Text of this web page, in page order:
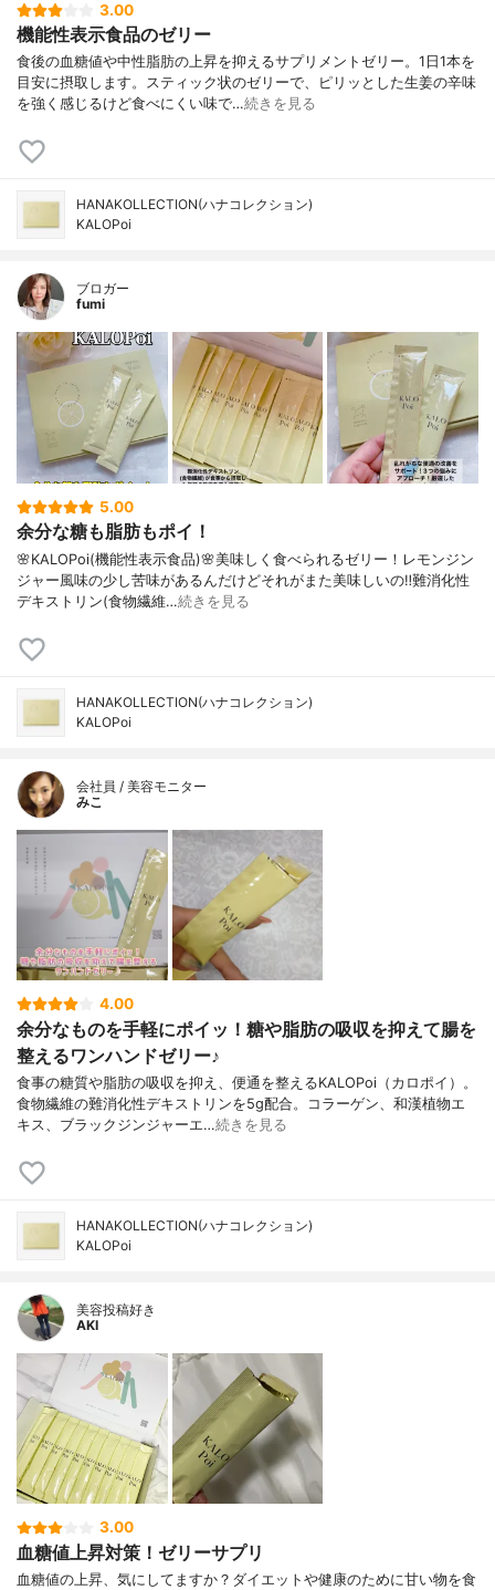
3.00
機能性表示食品のゼリー
食後の血糖値や中性脂肪の上昇を抑えるサプリメントゼリー。1日1本を
目安に摂取します。スティック状のゼリーで、ピリッとした生姜の辛味
を強く感じるけど食べにくい味で…続きを見る
HANAKOLLECTION(ハナコレクション)
KALOPoi
ブロガー
fumi
5.00
余分な糖も脂肪もポイ！
🌸KALOPoi(機能性表示食品)🌸美味しく食べられるゼリー！レモンジン
ジャー風味の少し苦味があるんだけどそれがまた美味しいの‼️難消化性
デキストリン(食物繊維…続きを見る
HANAKOLLECTION(ハナコレクション)
KALOPoi
会社員 / 美容モニター
みこ
4.00
余分なものを手軽にポイッ！糖や脂肪の吸収を抑えて腸を
整えるワンハンドゼリー♪
食事の糖質や脂肪の吸収を抑え、便通を整えるKALOPoi（カロポイ）。
食物繊維の難消化性デキストリンを5g配合。コラーゲン、和漢植物エ
キス、ブラックジンジャーエ…続きを見る
HANAKOLLECTION(ハナコレクション)
KALOPoi
美容投稿好き
AKI
3.00
血糖値上昇対策！ゼリーサプリ
血糖値の上昇、気にしてますか？ダイエットや健康のために甘い物を食